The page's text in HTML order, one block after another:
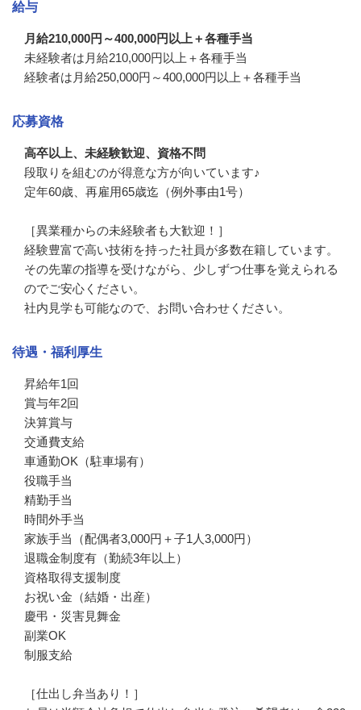
給与
月給210,000円～400,000円以上＋各種手当
未経験者は月給210,000円以上＋各種手当
経験者は月給250,000円～400,000円以上＋各種手当
応募資格
高卒以上、未経験歓迎、資格不問
段取りを組むのが得意な方が向いています♪
定年60歳、再雇用65歳迄（例外事由1号）
［異業種からの未経験者も大歓迎！］
経験豊富で高い技術を持った社員が多数在籍しています。
その先輩の指導を受けながら、少しずつ仕事を覚えられる
のでご安心ください。
社内見学も可能なので、お問い合わせください。
待遇・福利厚生
昇給年1回
賞与年2回
決算賞与
交通費支給
車通勤OK（駐車場有）
役職手当
精勤手当
時間外手当
家族手当（配偶者3,000円＋子1人3,000円）
退職金制度有（勤続3年以上）
資格取得支援制度
お祝い金（結婚・出産）
慶弔・災害見舞金
副業OK
制服支給
［仕出し弁当あり！］